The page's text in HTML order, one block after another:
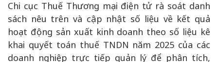
Chi cục Thuế Thương mại điện tử rà soát danh
sách nêu trên và cập nhật số liệu về kết quả
hoạt động sản xuất kinh doanh theo số liệu kê
khai quyết toán thuế TNDN năm 2025 của các
doanh nghiệp trực tiếp quản lý để phân tích,